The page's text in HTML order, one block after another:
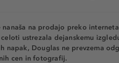
nanaša na prodajo preko
ustrezala dejanskemu
napak, Douglas ne prevzema
cen in fotografij.